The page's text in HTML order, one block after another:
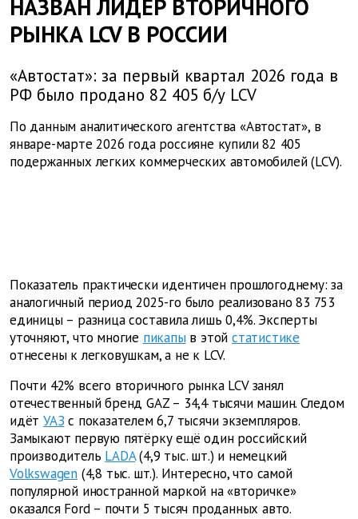
НАЗВАН ЛИДЕР ВТОРИЧНОГО
РЫНКА LCV В РОССИИ
«Автостат»: за первый квартал 2026 года в
РФ было продано 82 405 б/у LCV
По данным аналитического агентства «Автостат», в
январе-марте 2026 года россияне купили 82 405
подержанных легких коммерческих автомобилей (LCV).
Показатель практически идентичен прошлогоднему: за
аналогичный период 2025-го было реализовано 83 753
единицы – разница составила лишь 0,4%. Эксперты
уточняют, что многие пикапыв этой статистике
отнесены к легковушкам, а не к LCV.
Почти 42% всего вторичного рынка LCV занял
отечественный бренд GAZ – 34,4 тысячи машин. Следом
идёт УАЗ с показателем 6,7 тысячи экземпляров.
Замыкают первую пятёрку ещё один российский
производитель LADA(4,9 тыс. шт.) и немецкий
Volkswagen (4,8 тыс. шт.). Интересно, что самой
популярной иностранной маркой на «вторичке»
оказался Ford – почти 5 тысяч проданных авто.